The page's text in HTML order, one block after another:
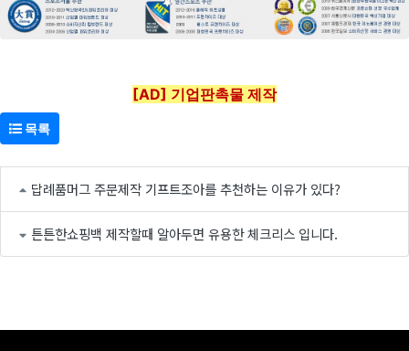
[AD] 기업판촉물 제작
목록
답례품머그 주문제작 기프트조아를 추천하는 이유가 있다?
튼튼한쇼핑백 제작할때 알아두면 유용한 체크리스 입니다.